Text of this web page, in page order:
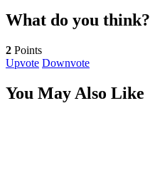
What do you think?
2 Points
Upvote Downvote
You May Also Like